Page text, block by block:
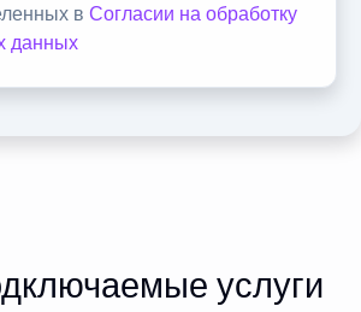
в Согласии на обработку
данных
услуги